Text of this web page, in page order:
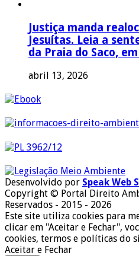
Justiça manda
Jesuítas. Leia a
da Praia do Saco,
abril 13, 2026
Desenvolvido por Speak Web
Copyright © Portal Direito
Reservados - 2015 - 2026
Este site utiliza cookies para
clicar em "Aceitar e Fechar",
cookies, termos e políticas do
Aceitar e Fechar